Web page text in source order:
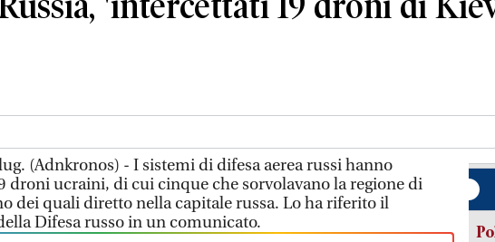
(Adnkronos) - I sistemi di difesa aerea russi hanno
droni ucraini, di cui cinque che sorvolavano la regione di
dei quali diretto nella capitale russa. Lo ha riferito il
Difesa russo in un comunicato.